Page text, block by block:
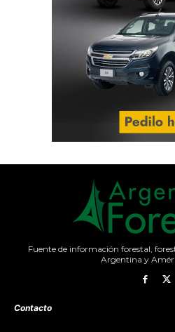
Fuente de información forestal,
Argentina y
Contacto